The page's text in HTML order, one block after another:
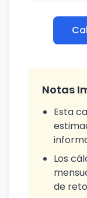
Notas
Esta
Los
de